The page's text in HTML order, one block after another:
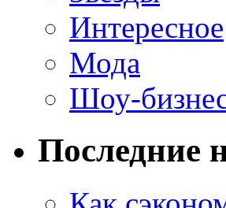
Интересное
Мода
Шоу-
Последние